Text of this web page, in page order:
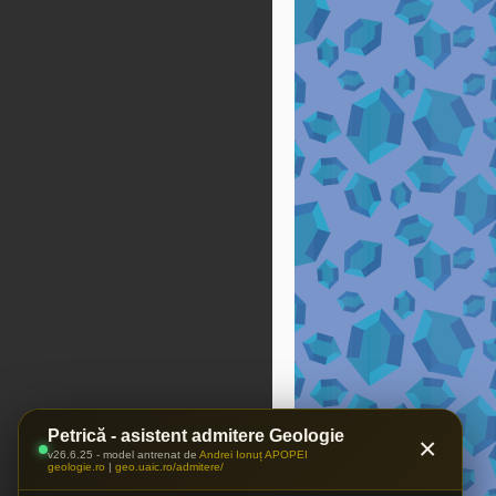
Petrică - asistent admitere Geologie
v26.6.25 - model antrenat de Andrei Ionuț APOPEI
geologie.ro | geo.uaic.ro/admitere/
×